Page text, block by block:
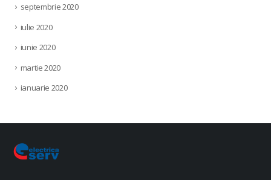
septembrie 2020
iulie 2020
iunie 2020
martie 2020
ianuarie 2020